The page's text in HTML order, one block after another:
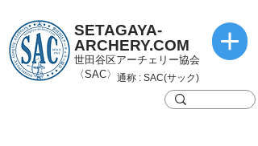
SETAGAYA-
ARCHERY.COM
世田谷区アーチェリー協会
〈SAC〉 通称 : SAC(サック)